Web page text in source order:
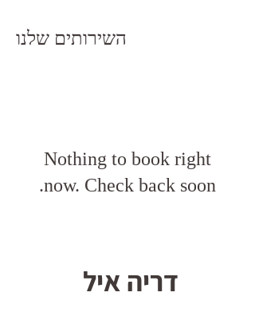
השירותים שלנו
Nothing to book right
now. Check back soon.
דריה איל